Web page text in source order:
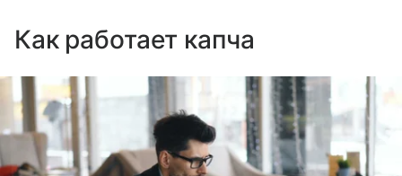
Как работает капча